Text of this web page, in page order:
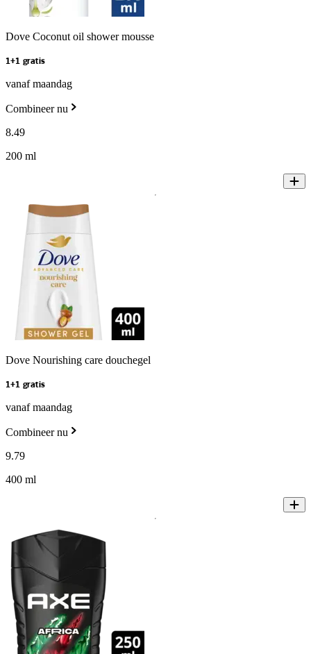
Dove Coconut oil shower mousse
1+1 gratis
vanaf maandag
Combineer nu
8.49
200 ml
Dove Nourishing care douchegel
1+1 gratis
vanaf maandag
Combineer nu
9.79
400 ml